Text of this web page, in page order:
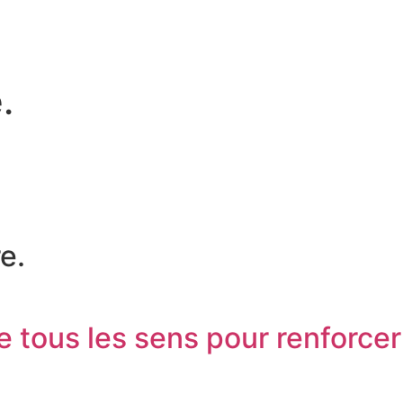
.
tous les sens pour renforcer